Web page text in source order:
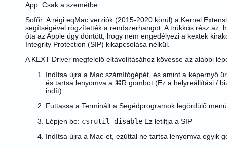
App: Csak a szemétbe.
Sofőr: A régi eqMac verziók (2015-2020 körül) a Kernel
segítségével rögzítették a rendszerhangot. A trükkös rész az,
óta az Apple úgy döntött, hogy nem engedélyezi a kextek
Integrity Protection (SIP) kikapcsolása nélkül.
A KEXT Driver megfelelő eltávolításához kövesse az alábbi
Indítsa újra a Mac számítógépét, és amint a képernyő
és tartsa lenyomva a ⌘R gombot (Ez a helyreállítási /
indít).
Futtassa a Terminált a Segédprogramok legördülő
Lépjen be: csrutil disable Ez letiltja a SIP
Indítsa újra a Mac-et, ezúttal ne tartsa lenyomva egyik